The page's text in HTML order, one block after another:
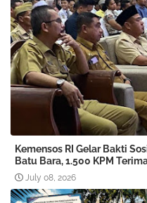
Kemensos RI Gelar Bakti
Batu Bara, 1.500 KPM
July 08, 2026